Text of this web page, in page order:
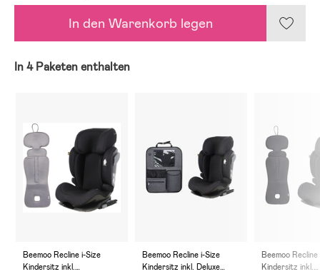
In den Warenkorb legen
In 4 Paketen enthalten
Beemoo Recline i-Size
Kindersitz inkl.
Beemoo Recline i-Size
Kindersitz inkl. Deluxe
Beemoo Recline
Kindersitz inkl.